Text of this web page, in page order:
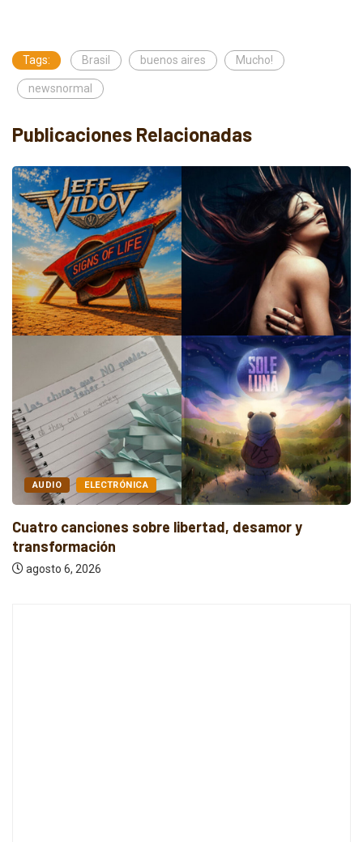
Tags: Brasil buenos aires Mucho!
newsnormal
Publicaciones Relacionadas
AUDIO ELECTRÓNICA
Cuatro canciones sobre libertad, desamor y
transformación
agosto 6, 2026